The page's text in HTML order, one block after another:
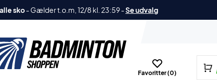
sko- Gælder t.o.m, 12/8 kl. 23:59-Se udvalg
Favoritter (0)